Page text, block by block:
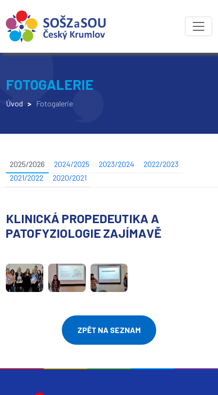
FOTOGALERIE
Úvod > Fotogalerie
2025/2026 2024/2025 2023/2024
2022/2023
2021/2022
2020/2021
KLINICKÁ PROPEDEUTIKA A
PATOFYZIOLOGIE ZAJÍMAVĚ
ZPĚT NA SEZNAM